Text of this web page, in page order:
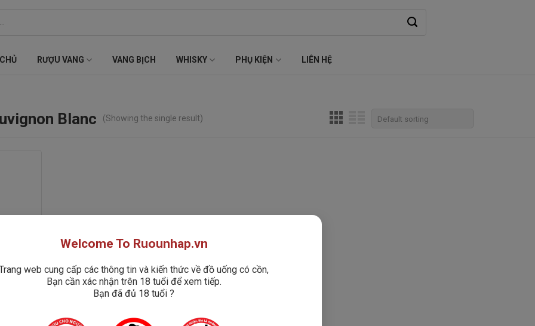
RƯỢU VANG VANG BỊCH WHISKY PHỤ KIỆN LIÊN HỆ
Blanc (Showing the single result)
Welcome To Ruounhap.vn
web cung cấp các thông tin và kiến thức về đồ uống có cồn,
Bạn cần xác nhận trên 18 tuổi để xem tiếp.
Bạn đã đủ 18 tuổi ?